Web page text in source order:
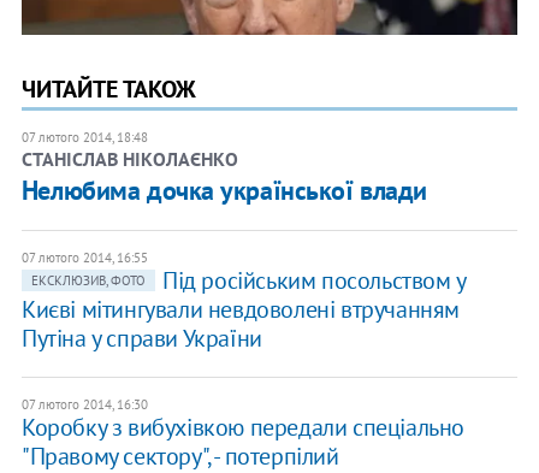
ЧИТАЙТЕ ТАКОЖ
07 лютого 2014, 18:48
СТАНІСЛАВ НІКОЛАЄНКО
Нелюбима дочка української влади
07 лютого 2014, 16:55
ЕКСКЛЮЗИВ, ФОТО
Під російським посольством у
Києві мітингували невдоволені втручанням
Путіна у справи України
07 лютого 2014, 16:30
Коробку з вибухівкою передали спеціально
"Правому сектору", - потерпілий